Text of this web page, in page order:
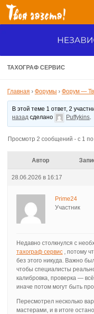
Перейти к содержимому
ТАХОГРАФ СЕРВИС
Главная › Форумы › Форум —
В этой теме 1 ответ, 2
назад сделано Puffykins.
Просмотр 2 сообщений - с 1 по
Автор
28.06.2026 в 16:17
Prime24
Участник
Недавно столкнулся с
тахограф сервис , потому
без этого никуда. Важно
чтобы специалисты
калибровка, проверка —
иначе потом могут быть
Пересмотрел несколько
мастерами, и в итоге